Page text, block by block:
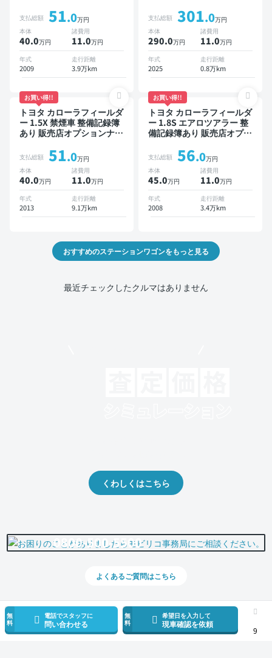
無
料
電話でスタッフに
問い合わせる
無
料
希望日を入力して
現車確認を依頼
9
あり TV ワイヤレスキー
支払総額 51.0万円
本体
40.0万円
諸費用
11.0万円
年式
2009
走行距離
3.9万km
ビキットあり TV ブライン
ドスポットモニター オート
クルーズ スマートキー
ETC バックモニター ドラ
イブレコーダー 衝突軽減
支払総額 301.0万円
本体
290.0万円
諸費用
11.0万円
年式
2025
走行距離
0.8万km
お買い得!!
トヨタ カローラフィールダ
ー 1.5X 禁煙車 整備記録簿
あり 販売店オプションナビ
ックモニター ドライブレコ
ーダー
支払総額 51.0万円
本体
40.0万円
諸費用
11.0万円
年式
2013
走行距離
9.1万km
お買い得!!
トヨタ カローラフィールダ
ー 1.8S エアロツアラー 整
備記録簿あり 販売店オプシ
ETC バックモニター
支払総額 56.0万円
本体
45.0万円
諸費用
11.0万円
年式
2008
走行距離
3.4万km
おすすめのステーションワゴンをもっと見る
最近チェックしたクルマはありません
くわしくはこちら
0800-500-5500
よくあるご質問はこちら